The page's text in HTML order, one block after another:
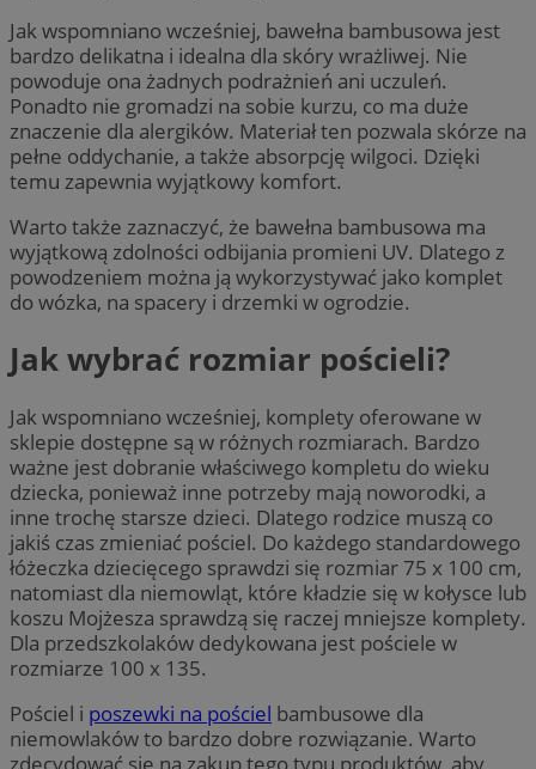
Jak wspomniano wcześniej, bawełna bambusowa jest
bardzo delikatna i idealna dla skóry wrażliwej. Nie
powoduje ona żadnych podrażnień ani uczuleń.
Ponadto nie gromadzi na sobie kurzu, co ma duże
znaczenie dla alergików. Materiał ten pozwala skórze na
pełne oddychanie, a także absorpcję wilgoci. Dzięki
temu zapewnia wyjątkowy komfort.
Warto także zaznaczyć, że bawełna bambusowa ma
wyjątkową zdolności odbijania promieni UV. Dlatego z
powodzeniem można ją wykorzystywać jako komplet
do wózka, na spacery i drzemki w ogrodzie.
Jak wybrać rozmiar pościeli?
Jak wspomniano wcześniej, komplety oferowane w
sklepie dostępne są w różnych rozmiarach. Bardzo
ważne jest dobranie właściwego kompletu do wieku
dziecka, ponieważ inne potrzeby mają noworodki, a
inne trochę starsze dzieci. Dlatego rodzice muszą co
jakiś czas zmieniać pościel. Do każdego standardowego
łóżeczka dziecięcego sprawdzi się rozmiar 75 x 100 cm,
natomiast dla niemowląt, które kładzie się w kołysce lub
koszu Mojżesza sprawdzą się raczej mniejsze komplety.
Dla przedszkolaków dedykowana jest pościele w
rozmiarze 100 x 135.
Pościel i poszewki na pościel bambusowe dla
niemowlaków to bardzo dobre rozwiązanie. Warto